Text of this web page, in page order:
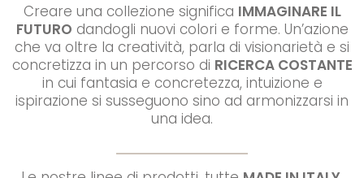
Creare una collezione significa IMMAGINARE IL
FUTURO dandogli nuovi colori e forme. Un’azione
che va oltre la creatività, parla di visionarietà e si
concretizza in un percorso di RICERCA COSTANTE
in cui fantasia e concretezza, intuizione e
ispirazione si susseguono sino ad armonizzarsi in
una idea.